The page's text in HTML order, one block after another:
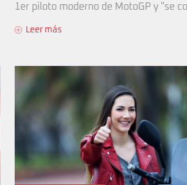
1er piloto moderno de MotoGP y "se
Leer más